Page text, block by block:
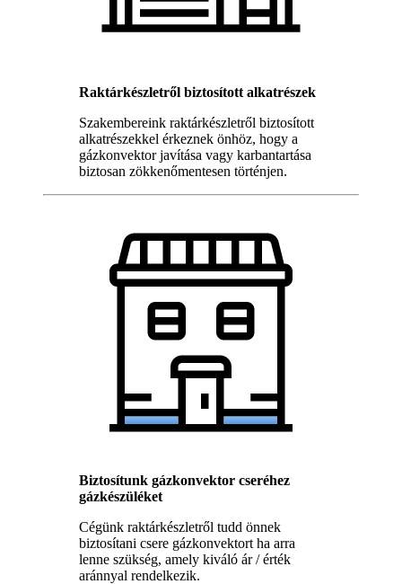
Raktárkészletről biztosított alkatrészek
Szakembereink raktárkészletről biztosított
alkatrészekkel érkeznek önhöz, hogy a
gázkonvektor javítása vagy karbantartása
biztosan zökkenőmentesen történjen.
Biztosítunk gázkonvektor cseréhez
gázkészüléket
Cégünk raktárkészletről tudd önnek
biztosítani csere gázkonvektort ha arra
lenne szükség, amely kiváló ár / érték
aránnyal rendelkezik.